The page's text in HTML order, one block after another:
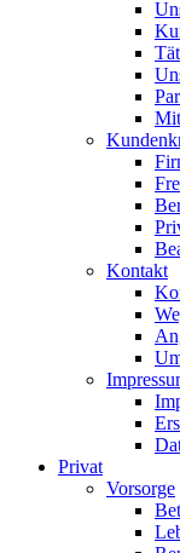
Kontakt
Privat
Vorsorge